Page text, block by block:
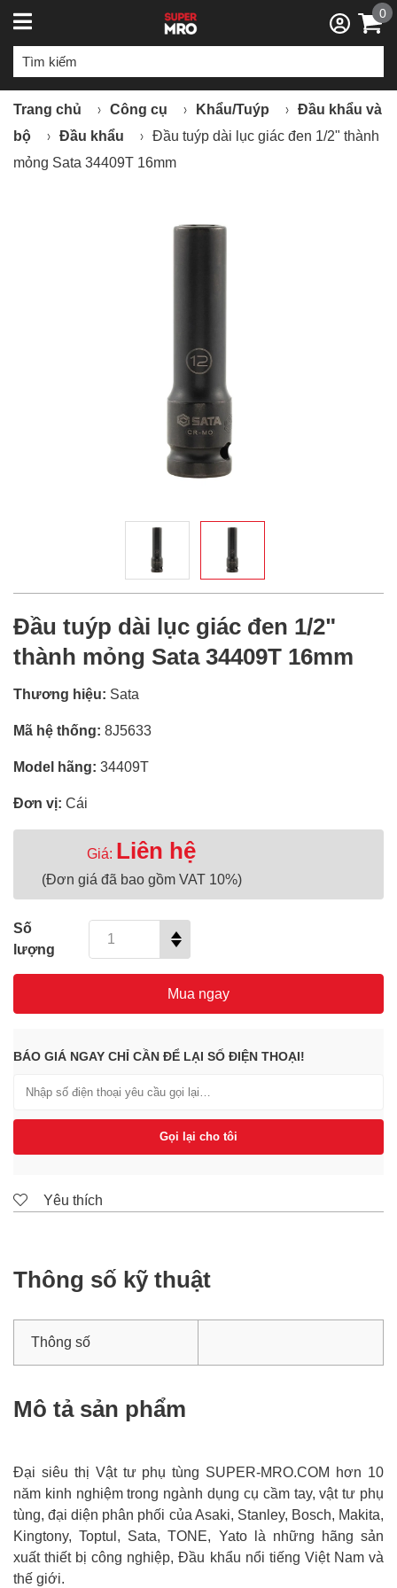
0
Trang chủ Công cụ Khẩu/Tuýp
Đầu khẩu và
bộ
Đầu khẩu
Đầu tuýp dài lục giác đen 1/2" thành
mỏng Sata 34409T 16mm
Đầu tuýp dài lục giác đen 1/2"
thành mỏng Sata 34409T 16mm
Thương hiệu: Sata
Mã hệ thống: 8J5633
Model hãng: 34409T
Đơn vị: Cái
Giá: Liên hệ
(Đơn giá đã bao gồm VAT 10%)
Số
lượng
Mua ngay
BÁO GIÁ NGAY CHỈ CẦN ĐỂ LẠI SỐ ĐIỆN THOẠI!
Gọi lại cho tôi
Yêu thích
Thông số kỹ thuật
Thông số
Mô tả sản phẩm
Đại siêu thị Vật tư phụ tùng SUPER-MRO.COM hơn 10
năm kinh nghiệm trong ngành dụng cụ cầm tay, vật tư phụ
tùng, đại diện phân phối của Asaki, Stanley, Bosch, Makita,
Kingtony, Toptul, Sata, TONE, Yato là những hãng sản
xuất thiết bị công nghiệp, Đầu khẩu nổi tiếng Việt Nam và
thế giới.